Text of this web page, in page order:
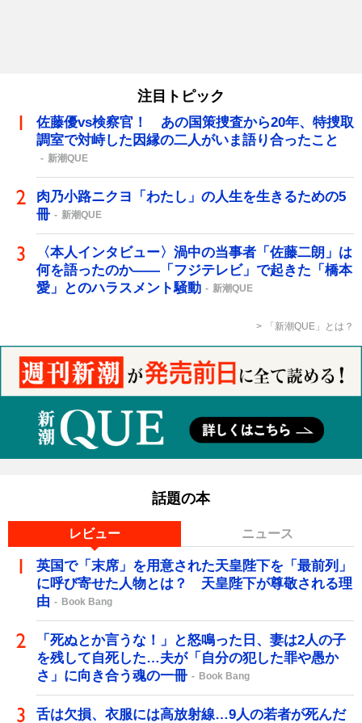
注目トピック
佐藤優vs検察官！ あの国策捜査から20年、特捜取
調室で対峙した因縁の二人がいま語り合ったこと
新潮QUE
肉乃小路ニクヨ「わたし」の人生を生きるための5
冊
新潮QUE
〈本人インタビュー〉渦中の当事者「佐藤二朗」は
何を語ったのか――「フジテレビ」で起きた「橋本
愛」とのハラスメント騒動
新潮QUE
「新潮QUE」とは？
話題の本
レビュー ニュース
英国で「末席」を用意された天皇陛下を「最前列」
に呼び寄せた人物とは？ 天皇陛下が尊敬される理
由
Book Bang
「死ぬとか言うな！」と怒鳴った日、妻は2人の子
を残して自死した…夫が「自分の犯した罪や愚か
さ」に向き合う魂の一冊
Book Bang
舌は欠損、衣服には高放射線…9人の若者が死んだ